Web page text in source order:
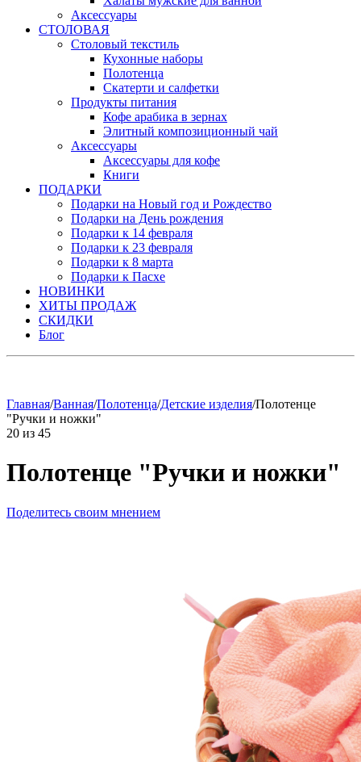
Аксессуары
СТОЛОВАЯ
Столовый текстиль
Кухонные наборы
Полотенца
Скатерти и салфетки
Продукты питания
Кофе арабика в зернах
Элитный композиционный чай
Аксессуары
Аксессуары для кофе
Книги
ПОДАРКИ
Подарки на Новый год и Рождество
Подарки на День рождения
Подарки к 14 февраля
Подарки к 23 февраля
Подарки к 8 марта
Подарки к Пасхе
НОВИНКИ
ХИТЫ ПРОДАЖ
СКИДКИ
Блог
Главная/Ванная/Полотенца/Детские изделия/Полотенце
"Ручки и ножки"
20 из 45
Полотенце "Ручки и ножки"
Поделитесь своим мнением